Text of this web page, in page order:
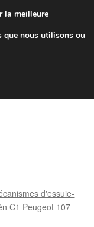
7 EUR
h à 16 h
d'essuie-
C1 Peugeot 107
la meilleure
que nous utilisons ou